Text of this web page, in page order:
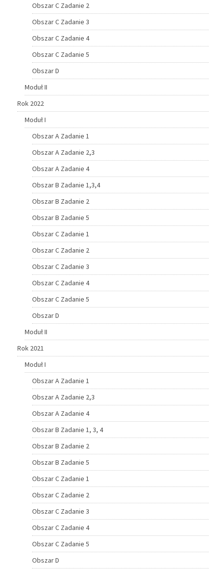
Obszar C Zadanie 2
Obszar C Zadanie 3
Obszar C Zadanie 4
Obszar C Zadanie 5
Obszar D
Moduł II
Rok 2022
Moduł I
Obszar A Zadanie 1
Obszar A Zadanie 2,3
Obszar A Zadanie 4
Obszar B Zadanie 1,3,4
Obszar B Zadanie 2
Obszar B Zadanie 5
Obszar C Zadanie 1
Obszar C Zadanie 2
Obszar C Zadanie 3
Obszar C Zadanie 4
Obszar C Zadanie 5
Obszar D
Moduł II
Rok 2021
Moduł I
Obszar A Zadanie 1
Obszar A Zadanie 2,3
Obszar A Zadanie 4
Obszar B Zadanie 1, 3, 4
Obszar B Zadanie 2
Obszar B Zadanie 5
Obszar C Zadanie 1
Obszar C Zadanie 2
Obszar C Zadanie 3
Obszar C Zadanie 4
Obszar C Zadanie 5
Obszar D